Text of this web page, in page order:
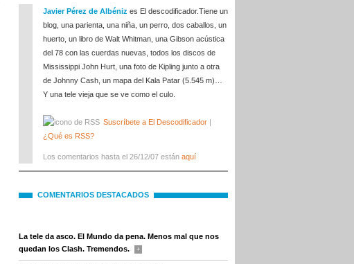
Javier Pérez de Albéniz es El descodificador.Tiene un
blog, una parienta, una niña, un perro, dos caballos, un
huerto, un libro de Walt Whitman, una Gibson acústica
del 78 con las cuerdas nuevas, todos los discos de
Mississippi John Hurt, una foto de Kipling junto a otra
de Johnny Cash, un mapa del Kala Patar (5.545 m)…
Y una tele vieja que se ve como el culo.
Suscríbete a El Descodificador |
¿Qué es RSS?
Los comentarios hasta el 26/12/07 están aquí
COMENTARIOS DESTACADOS
La tele da asco. El Mundo da pena. Menos mal que nos
quedan los Clash. Tremendos.
+